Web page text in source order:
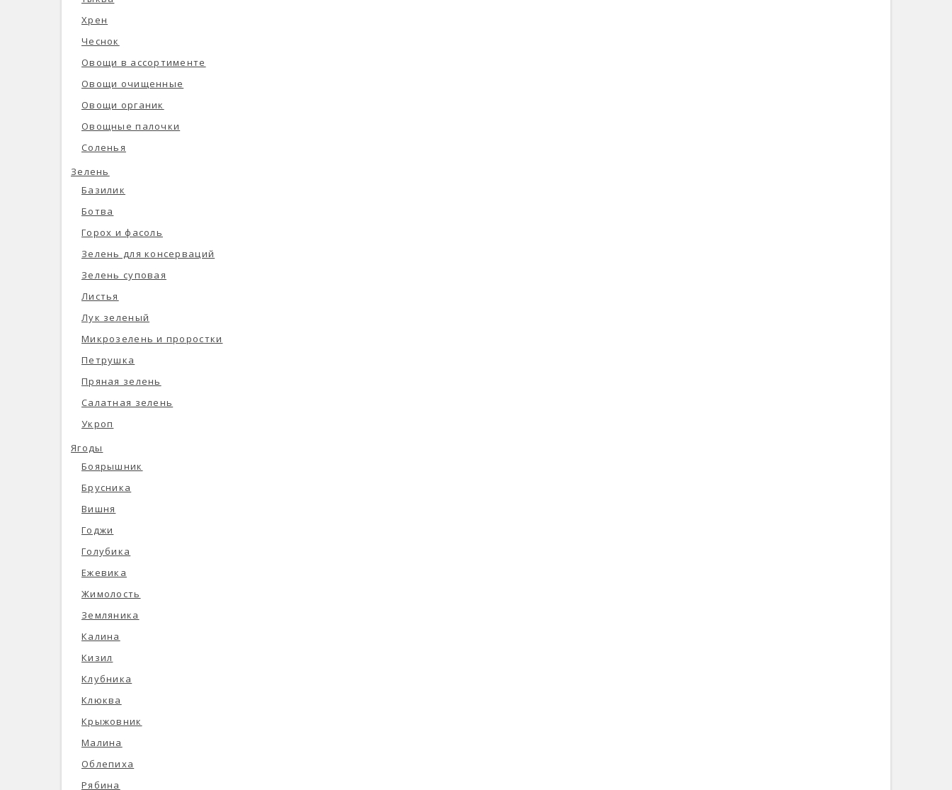
Хрен
Чеснок
Овощи в ассортименте
Овощи очищенные
Овощи органик
Овощные палочки
Соленья
Зелень
Базилик
Ботва
Горох и фасоль
Зелень для консерваций
Зелень суповая
Листья
Лук зеленый
Микрозелень и проростки
Петрушка
Пряная зелень
Салатная зелень
Укроп
Ягоды
Боярышник
Брусника
Вишня
Годжи
Голубика
Ежевика
Жимолость
Земляника
Калина
Кизил
Клубника
Клюква
Крыжовник
Малина
Облепиха
Рябина